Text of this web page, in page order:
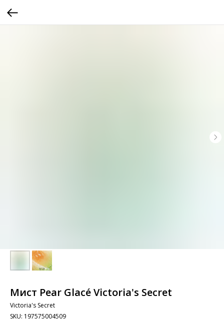
Мист Pear Glacé Victoria's Secret
Victoria's Secret
SKU: 197575004509